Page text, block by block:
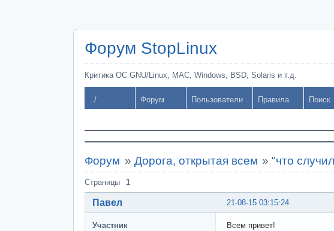
Форум StopLinux
Критика ОС GNU/Linux, MAC, Windows, BSD, Solaris и т.д.
../ Форум Пользователи Правила Поиск
Форум » Дорога, открытая всем »"что
Страницы 1
21-08-15 03:15:24
Павел
Участник
Всем привет!